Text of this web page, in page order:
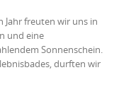
Jahr freuten wir uns in
und eine
Sonnenschein.
durften wir